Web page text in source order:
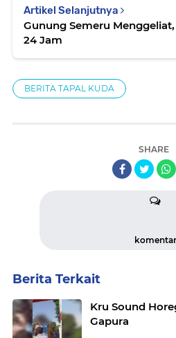
Artikel Selanjutnya
Gunung Semeru Menggeliat,
24 Jam
BERITA TAPAL KUDA
SHARE
komentar
Berita Terkait
Kru Sound
Gapura